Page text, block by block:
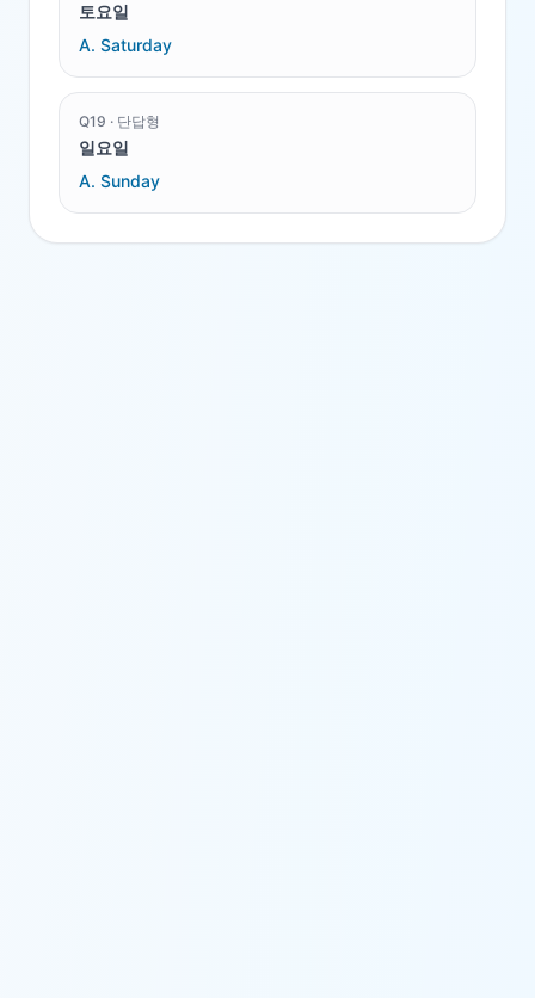
토요일
A. Saturday
Q19 · 단답형
일요일
A. Sunday